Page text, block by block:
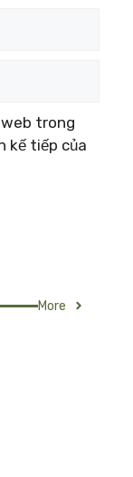
trong
kế tiếp của
More